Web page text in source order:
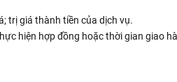
trị giá thành tiền của dịch vụ.
hiện hợp đồng hoặc thời gian giao